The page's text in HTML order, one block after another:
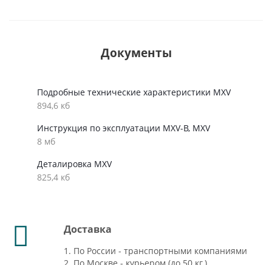
Документы
Подробные технические характеристики MXV
894,6 кб
Инструкция по эксплуатации MXV-B, MXV
8 мб
Деталировка MXV
825,4 кб
Доставка
1. По России - транспортными компаниями